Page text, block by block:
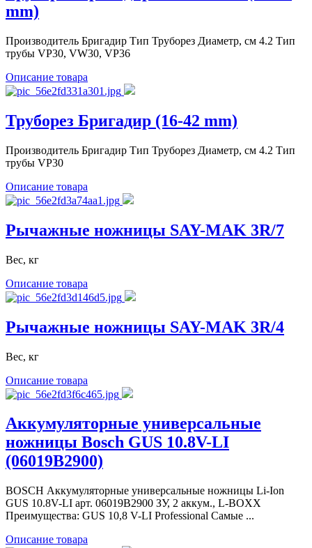
mm)
Производитель Бригадир Тип Труборез Диаметр, см 4.2 Тип
трубы VP30, VW30, VP36
Описание товара
Труборез Бригадир (16-42 mm)
Производитель Бригадир Тип Труборез Диаметр, см 4.2 Тип
трубы VP30
Описание товара
Рычажные ножницы SAY-MAK 3R/7
Вес, кг
Описание товара
Рычажные ножницы SAY-MAK 3R/4
Вес, кг
Описание товара
Аккумуляторные универсальные
ножницы Bosch GUS 10.8V-LI
(06019B2900)
BOSCH Аккумуляторные универсальные ножницы Li-Ion
GUS 10.8V-LI арт. 06019B2900 ЗУ, 2 аккум., L-BOXX
Преимущества: GUS 10,8 V-LI Professional Самые ...
Описание товара